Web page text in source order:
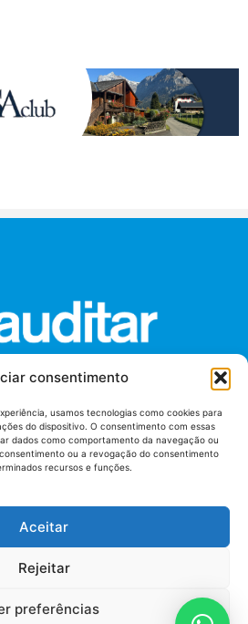
consentimento
usamos tecnologias como cookies para
do dispositivo. O consentimento com essas
dados como comportamento da navegação ou
ou a revogação do consentimento
recursos e funções.
Aceitar
Rejeitar
preferências
Federais de Controle Externo -
AUDITAR
Federal Sul (SAF/Sul), Qd. 04, Lt. 01
Anexo II
(61)3527-7292
de uso